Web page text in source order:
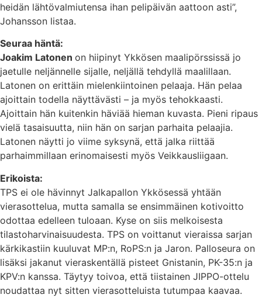
heidän lähtövalmiutensa ihan pelipäivän aattoon asti”,
Johansson listaa.
Seuraa häntä:
Joakim Latonen on hiipinyt Ykkösen maalipörssissä jo
jaetulle neljännelle sijalle, neljällä tehdyllä maalillaan.
Latonen on erittäin mielenkiintoinen pelaaja. Hän pelaa
ajoittain todella näyttävästi – ja myös tehokkaasti.
Ajoittain hän kuitenkin häviää hieman kuvasta. Pieni ripaus
vielä tasaisuutta, niin hän on sarjan parhaita pelaajia.
Latonen näytti jo viime syksynä, että jalka riittää
parhaimmillaan erinomaisesti myös Veikkausliigaan.
Erikoista:
TPS ei ole hävinnyt Jalkapallon Ykkösessä yhtään
vierasottelua, mutta samalla se ensimmäinen kotivoitto
odottaa edelleen tuloaan. Kyse on siis melkoisesta
tilastoharvinaisuudesta. TPS on voittanut vieraissa sarjan
kärkikastiin kuuluvat MP:n, RoPS:n ja Jaron. Palloseura on
lisäksi jakanut vieraskentällä pisteet Gnistanin, PK-35:n ja
KPV:n kanssa. Täytyy toivoa, että tiistainen JIPPO-ottelu
noudattaa nyt sitten vierasotteluista tutumpaa kaavaa.